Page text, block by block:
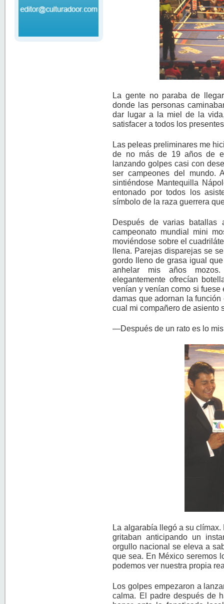
La gente no paraba de
donde las personas
dar lugar a la miel de la
satisfacer a todos los
Las peleas preliminares me
de no más de 19 años de
lanzando golpes casi con
ser campeones del mundo.
sintiéndose Mantequilla
entonado por todos los
símbolo de la raza guerrera
Después de varias
campeonato mundial mini
moviéndose sobre el
llena. Parejas disparejas se
gordo lleno de grasa igual
anhelar mis años
elegantemente ofrecían
venían y venían como si
damas que adornan la
cual mi compañero de asiento
—Después de un rato es lo
La algarabía llegó a su
gritaban anticipando un
orgullo nacional se eleva a
que sea. En México seremos
podemos ver nuestra propia
Los golpes empezaron a
calma. El padre después de